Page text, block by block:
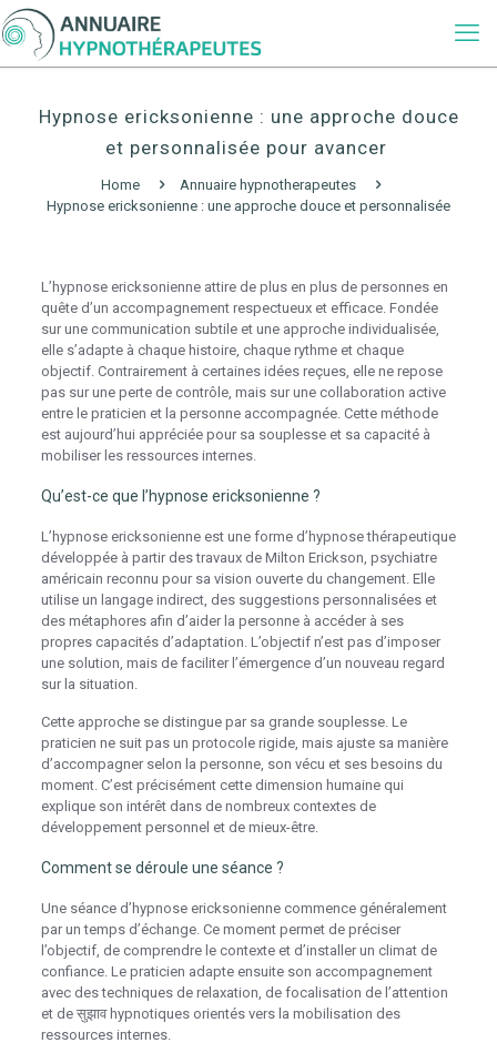
Hypnose ericksonienne : une approche douce
et personnalisée pour avancer
Home
Annuaire hypnotherapeutes
Hypnose ericksonienne : une approche douce et personnalisée
L’hypnose ericksonienne attire de plus en plus de personnes en
quête d’un accompagnement respectueux et efficace. Fondée
sur une communication subtile et une approche individualisée,
elle s’adapte à chaque histoire, chaque rythme et chaque
objectif. Contrairement à certaines idées reçues, elle ne repose
pas sur une perte de contrôle, mais sur une collaboration active
entre le praticien et la personne accompagnée. Cette méthode
est aujourd’hui appréciée pour sa souplesse et sa capacité à
mobiliser les ressources internes.
Qu’est-ce que l’hypnose ericksonienne ?
L’hypnose ericksonienne est une forme d’hypnose thérapeutique
développée à partir des travaux de Milton Erickson, psychiatre
américain reconnu pour sa vision ouverte du changement. Elle
utilise un langage indirect, des suggestions personnalisées et
des métaphores afin d’aider la personne à accéder à ses
propres capacités d’adaptation. L’objectif n’est pas d’imposer
une solution, mais de faciliter l’émergence d’un nouveau regard
sur la situation.
Cette approche se distingue par sa grande souplesse. Le
praticien ne suit pas un protocole rigide, mais ajuste sa manière
d’accompagner selon la personne, son vécu et ses besoins du
moment. C’est précisément cette dimension humaine qui
explique son intérêt dans de nombreux contextes de
développement personnel et de mieux-être.
Comment se déroule une séance ?
Une séance d’hypnose ericksonienne commence généralement
par un temps d’échange. Ce moment permet de préciser
l’objectif, de comprendre le contexte et d’installer un climat de
confiance. Le praticien adapte ensuite son accompagnement
avec des techniques de relaxation, de focalisation de l’attention
et de सुझाव hypnotiques orientés vers la mobilisation des
ressources internes.